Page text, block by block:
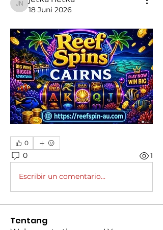
jetka netka
18 Juni 2026
0
0 1
Escribir un comentario...
Tentang